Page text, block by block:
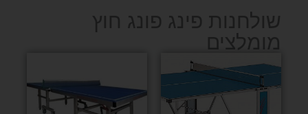
שולחנות פינג פונג חוץ
מומלצים